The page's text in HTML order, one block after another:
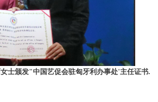
士颁发"中国艺促会驻匈牙利办事处'主任证书.